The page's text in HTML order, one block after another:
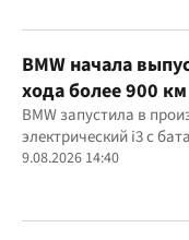
BMW начала
хода более 900 км
BMW запустила в
электрический i3 с
9.08.2026 14:40